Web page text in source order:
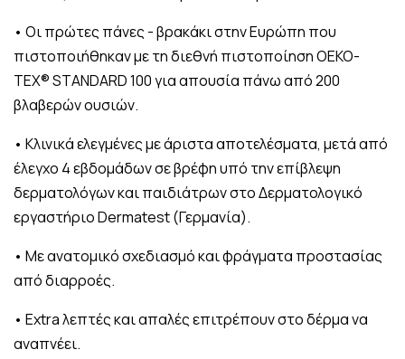
• Οι πρώτες πάνες - βρακάκι στην Ευρώπη που
πιστοποιήθηκαν με τη διεθνή πιστοποίηση OEKO-
TEX® STANDARD 100 για απουσία πάνω από 200
βλαβερών ουσιών.
• Κλινικά ελεγμένες με άριστα αποτελέσματα, μετά από
έλεγχο 4 εβδομάδων σε βρέφη υπό την επίβλεψη
δερματολόγων και παιδιάτρων στο Δερματολογικό
εργαστήριο Dermatest (Γερμανία).
• Με ανατομικό σχεδιασμό και φράγματα προστασίας
από διαρροές.
• Extra λεπτές και απαλές επιτρέπουν στο δέρμα να
αναπνέει.